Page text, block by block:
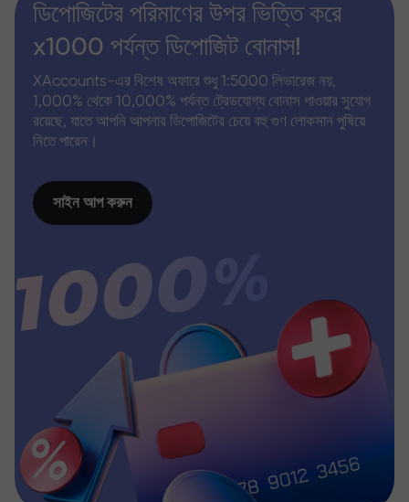
ডিপোজিটের পরিমাণের উপর ভিত্তি করে
x1000 পর্যন্ত ডিপোজিট বোনাস!
XAccounts-এর বিশেষ অফারে শুধু 1:5000 লিভারেজ নয়,
1,000% থেকে 10,000% পর্যন্ত ট্রেডযোগ্য বোনাস পাওয়ার সুযোগ
রয়েছে, যাতে আপনি আপনার ডিপোজিটের চেয়ে বহু গুণ লোকসান পুষিয়ে
নিতে পারেন।
সাইন আপ করুন